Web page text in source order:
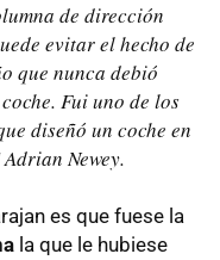
de dirección
evitar el hecho de
que nunca debió
Fui uno de los
diseñó un coche en
Newey.
es que fuese la
la que le hubiese